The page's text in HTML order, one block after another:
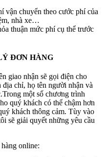
vận chuyển theo cước phí của
nhà xe…
thuận mức phí cụ thể trước
ĐƠN HÀNG
giao nhận sẽ gọi điện cho
chỉ, họ tên người nhận và
một số chương trình
quý khách có thể chậm hơn
khách thông cảm. Tùy vào
sẽ giải quyết những yêu cầu
online: